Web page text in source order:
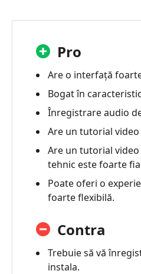
este
Screen
Recorder
iSpring?
iSpring
Recorder
frecvente
Cea
mai
bună
alternativă
Pro
Are o interfață
Bogat în
Înregistrare audio
Are un tutorial
Are un tutorial
tehnic este foarte
Poate oferi o
foarte flexibilă.
Contra
Trebuie să vă
instala.